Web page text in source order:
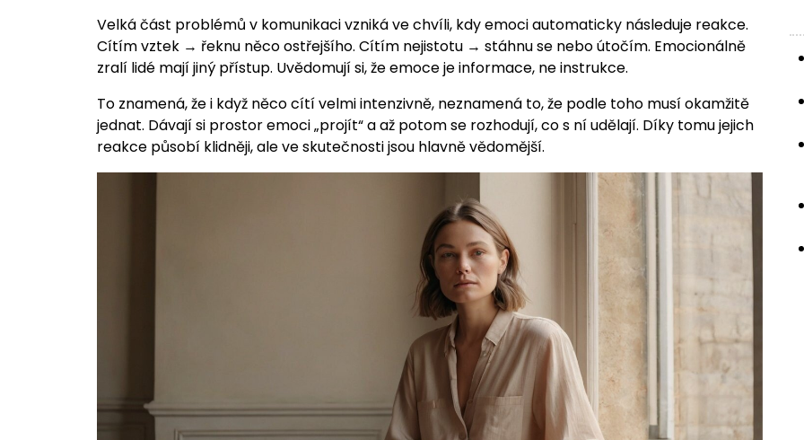
Velká část problémů v komunikaci vzniká ve chvíli, kdy emoci automaticky následuje reakce.
Cítím vztek → řeknu něco ostřejšího. Cítím nejistotu → stáhnu se nebo útočím. Emocionálně
zralí lidé mají jiný přístup. Uvědomují si, že emoce je informace, ne instrukce.
To znamená, že i když něco cítí velmi intenzivně, neznamená to, že podle toho musí okamžitě
jednat. Dávají si prostor emoci „projít“ a až potom se rozhodují, co s ní udělají. Díky tomu jejich
reakce působí klidněji, ale ve skutečnosti jsou hlavně vědomější.